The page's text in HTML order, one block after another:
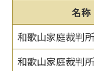
名称
和歌山家庭裁判所
和歌山家庭裁判